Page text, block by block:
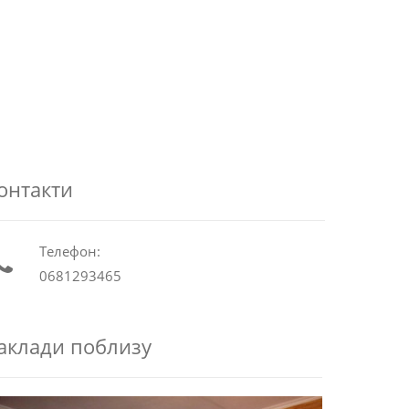
Телефон:
0681293465
поблизу